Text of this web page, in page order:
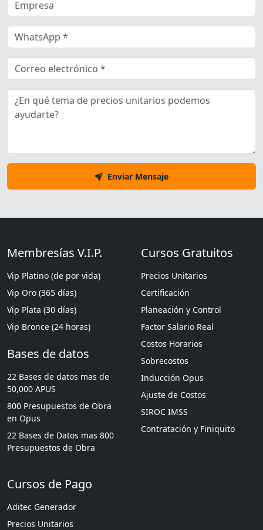
Enviar Mensaje
Membresías V.I.P.
Vip Platino (de por vida)
Vip Oro (365 días)
Vip Plata (30 días)
Vip Bronce (24 horas)
Bases de datos
22 Bases de datos mas de
50,000 APUS
800 Presupuestos de Obra
en Opus
22 Bases de Datos mas 800
Presupuestos de Obra
Cursos Gratuitos
Precios Unitarios
Certificación
Planeación y Control
Factor Salario Real
Costos Horarios
Sobrecostos
Inducción Opus
Ajuste de Costos
SIROC IMSS
Contratación y Finiquito
Cursos de Pago
Aditec Generador
Precios Unitarios